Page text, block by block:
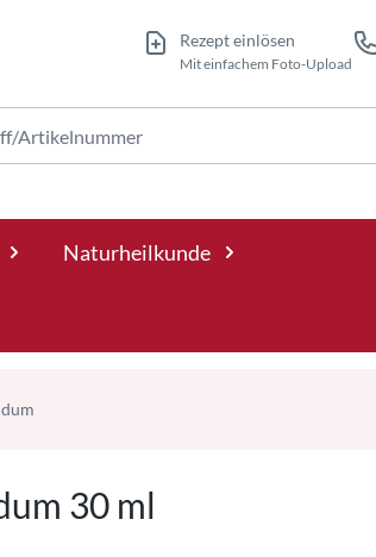
Rezept einlösen
Mit einfachem Foto-Upload
Naturheilkunde
30 ml